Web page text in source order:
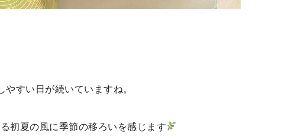
すい日が続いていますね。
初夏の風に季節の移ろいを感じます